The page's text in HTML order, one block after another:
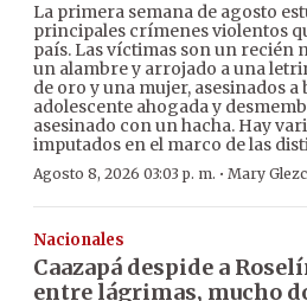
La primera semana de agosto
principales crímenes violentos
país. Las víctimas son un recién
un alambre y arrojado a una
de oro y una mujer, asesinados a
adolescente ahogada y
asesinado con un hacha. Hay
imputados en el marco de las
Agosto 8, 2026 03:03 p. m. · Mary
Nacionales
Caazapá despide a
entre lágrimas, mucho